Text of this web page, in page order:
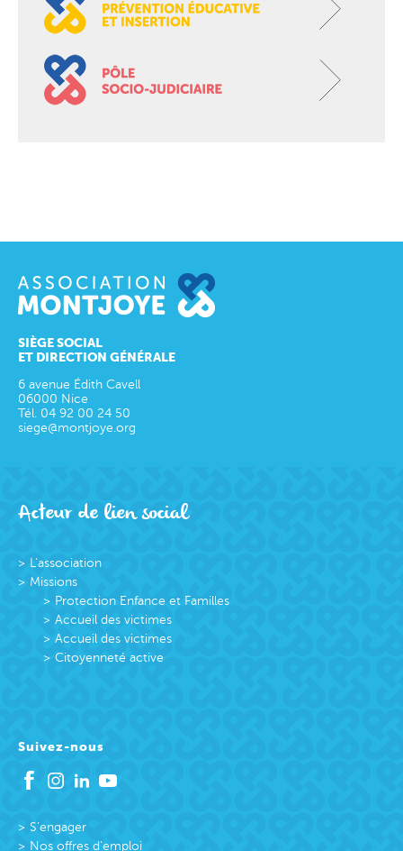
SIÈGE SOCIAL
ET DIRECTION GÉNÉRALE
6 avenue Édith Cavell
06000 Nice
Tél. 04 92 00 24 50
siege@montjoye.org
Acteur de lien social
L’association
Missions
Protection Enfance et Familles
Accueil des victimes
Accueil des victimes
Citoyenneté active
Suivez-nous
S’engager
Nos offres d’emploi